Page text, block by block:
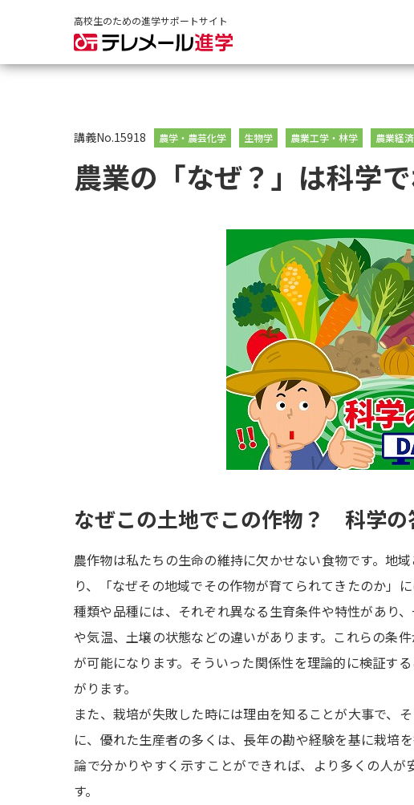
高校生のための進学サポートサイト
講義No.15918 農学・農芸化学 生物学 農業工学・林学 農業経
農業の「なぜ？」は科学で
なぜこの土地でこの作物？ 科学の
農作物は私たちの生命の維持に欠かせない食物です。地
り、「なぜその地域でその作物が育てられてきたのか」
種類や品種には、それぞれ異なる生育条件や特性があり
や気温、土壌の状態などの違いがあります。これらの条
が可能になります。そういった関係性を理論的に検証す
がります。
また、栽培が失敗した時には理由を知ることが大事で、
に、優れた生産者の多くは、長年の勘や経験を基に栽培
論で分かりやすく示すことができれば、より多くの人が
す。